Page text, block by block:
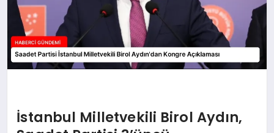
İstanbul Milletvekili Birol Aydın,